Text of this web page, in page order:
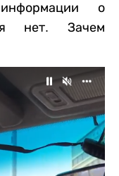
о
нет. Зачем